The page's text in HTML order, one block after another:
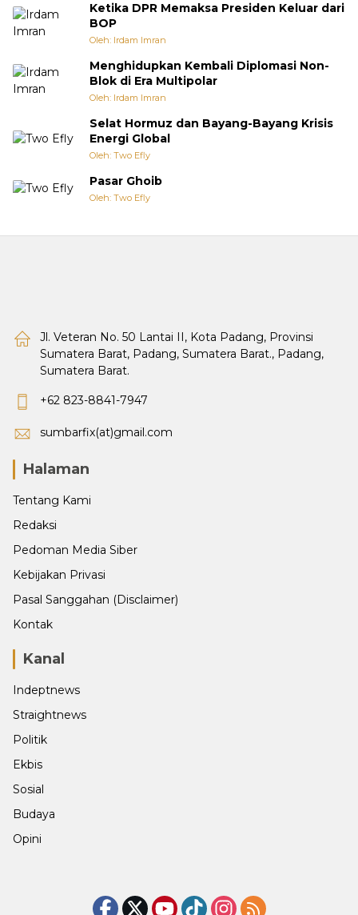
Ketika DPR Memaksa Presiden Keluar dari
BOP
Oleh: Irdam Imran
Menghidupkan Kembali Diplomasi Non-
Blok di Era Multipolar
Oleh: Irdam Imran
Selat Hormuz dan Bayang-Bayang Krisis
Energi Global
Oleh: Two Efly
Pasar Ghoib
Oleh: Two Efly
Jl. Veteran No. 50 Lantai II, Kota Padang, Provinsi
Sumatera Barat, Padang, Sumatera Barat., Padang,
Sumatera Barat.
+62 823-8841-7947
sumbarfix(at)gmail.com
Halaman
Tentang Kami
Redaksi
Pedoman Media Siber
Kebijakan Privasi
Pasal Sanggahan (Disclaimer)
Kontak
Kanal
Indeptnews
Straightnews
Politik
Ekbis
Sosial
Budaya
Opini